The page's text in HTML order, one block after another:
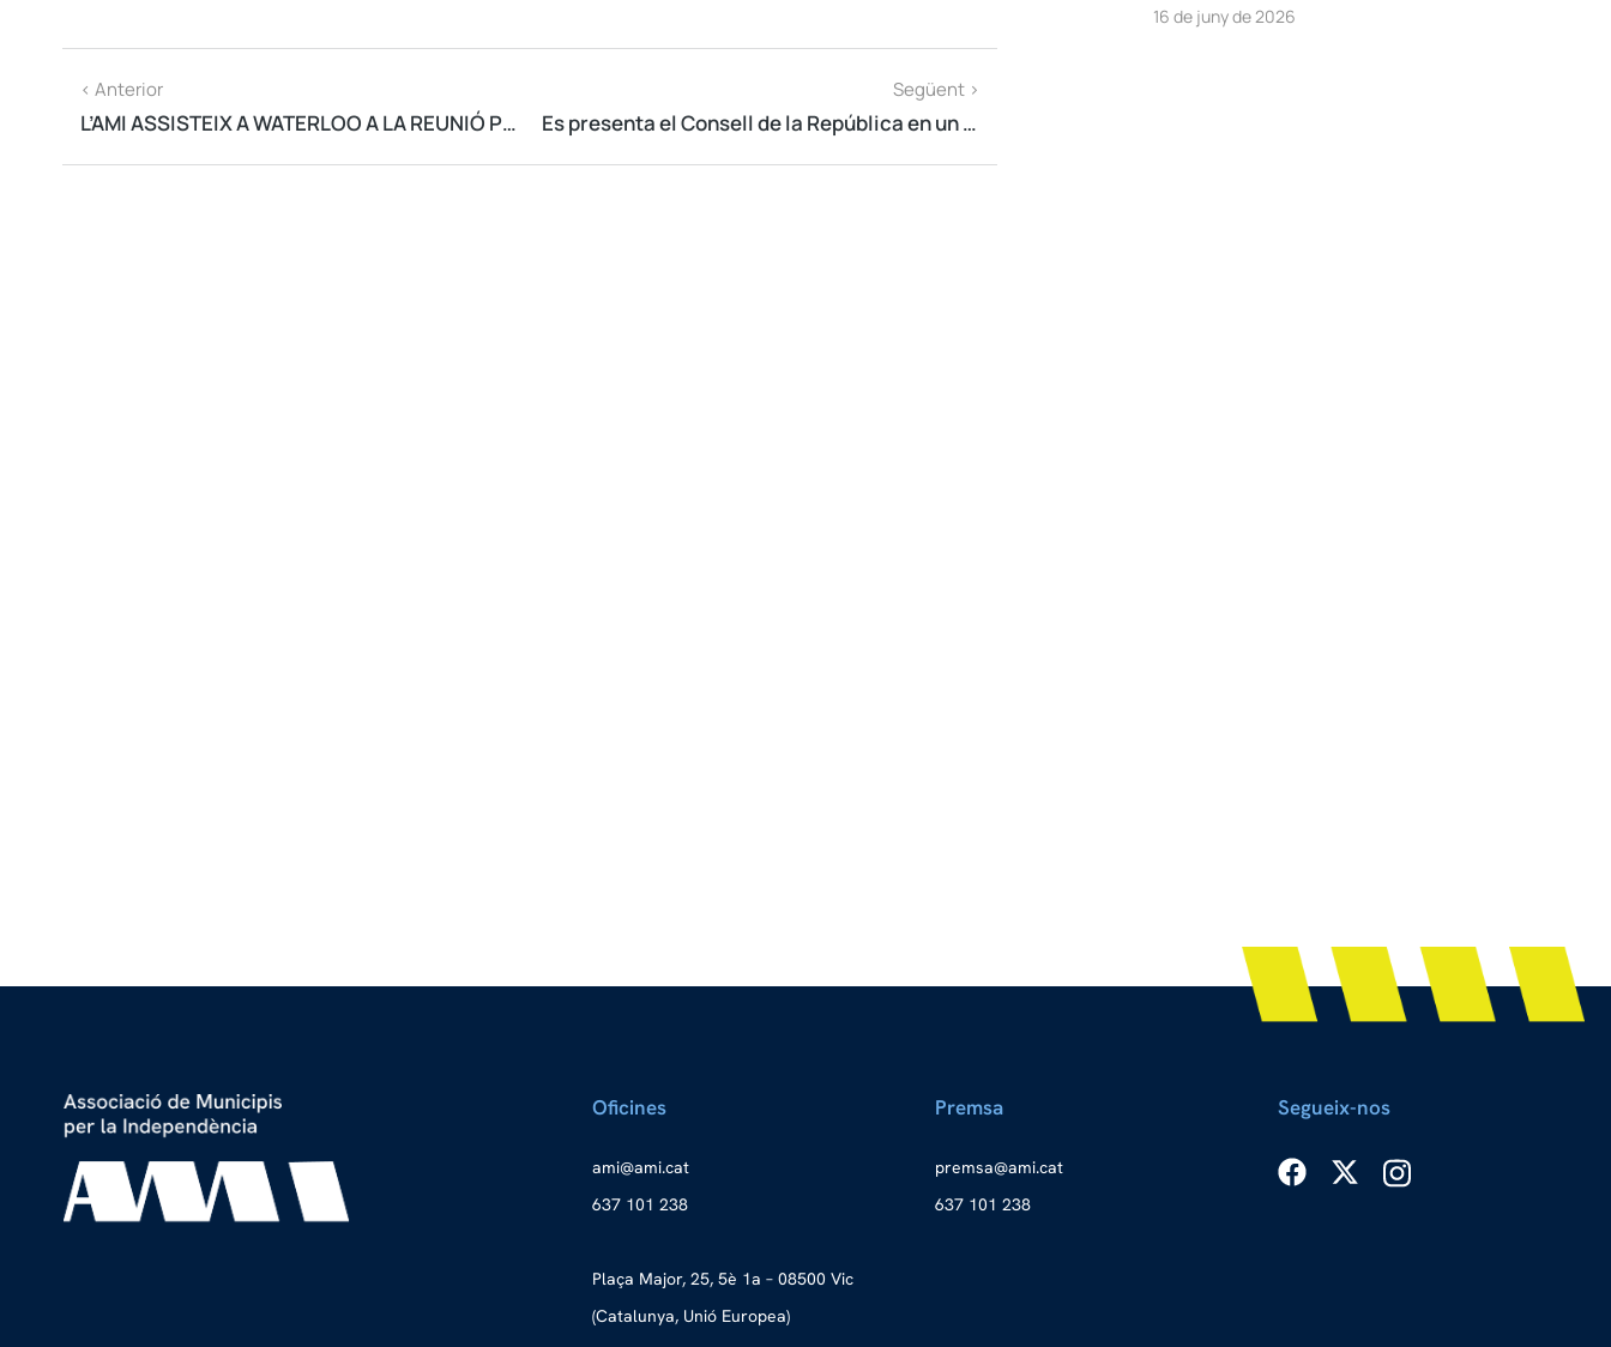
< Anterior
L’AMI ASSISTEIX A WATERLOO A LA REUNIÓ PER CONCRETAR EL CONSELL DE LA REPÚBLICA
Següent >
Es presenta el Consell de la República en un acte solemne amb més d'un centenar d'alcaldes
16 de juny de 2026
Oficines
tac.i
ma@im
a
637 101 238
Plaça Major, 25, 5è 1a – 08500 Vic
(Catalunya, Unió Europea)
Premsa
tac.i
ma@as
merp
637 101 238
Segueix-nos